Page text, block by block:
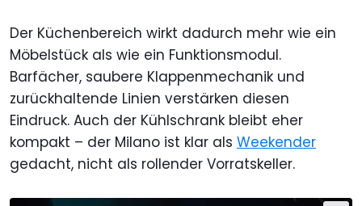
Der Küchenbereich wirkt dadurch mehr wie ein
Möbelstück als wie ein Funktionsmodul.
Barfächer, saubere Klappenmechanik und
zurückhaltende Linien verstärken diesen
Eindruck. Auch der Kühlschrank bleibt eher
kompakt – der Milano ist klar als Weekender
gedacht, nicht als rollender Vorratskeller.